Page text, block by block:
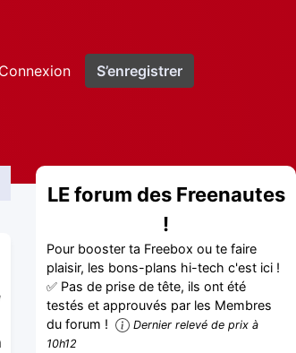
Connexion S’enregistrer
LE forum des Freenautes
!
Pour booster ta Freebox ou te faire
plaisir, les bons-plans hi-tech c'est ici !
✅ Pas de prise de tête, ils ont été
testés et approuvés par les Membres
du forum !
Dernier relevé de prix à
10h12